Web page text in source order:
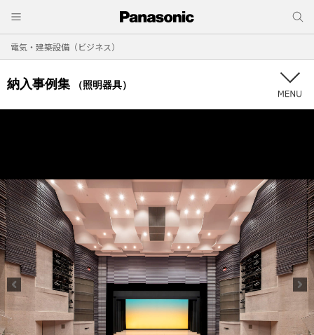
電気・建築設備（ビジネス）
納入事例集 （照明器具）